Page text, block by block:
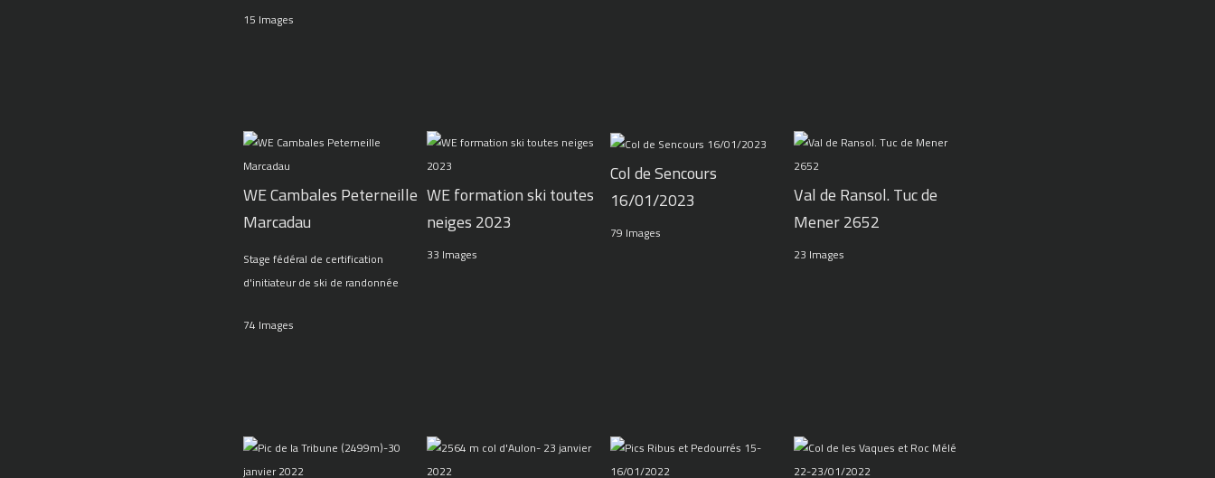
15 Images
WE Cambales Peterneille
Marcadau
Stage fédéral de certification
d'initiateur de ski de randonnée
74 Images
WE formation ski toutes
neiges 2023
33 Images
Col de Sencours
16/01/2023
79 Images
Val de Ransol. Tuc de
Mener 2652
23 Images